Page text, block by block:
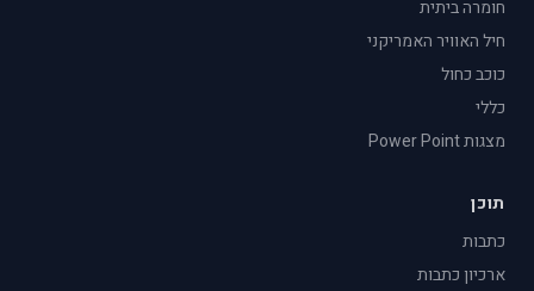
חומרה ביתית
חיל האוויר האמריקני
כוכב כחול
כללי
מצגות Power Point
תוכן
כתבות
ארכיון כתבות